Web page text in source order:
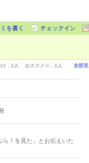
を書く
チェックイン
… 1人 おススメ☆… 1人 全部
！を見た」とお伝えいた